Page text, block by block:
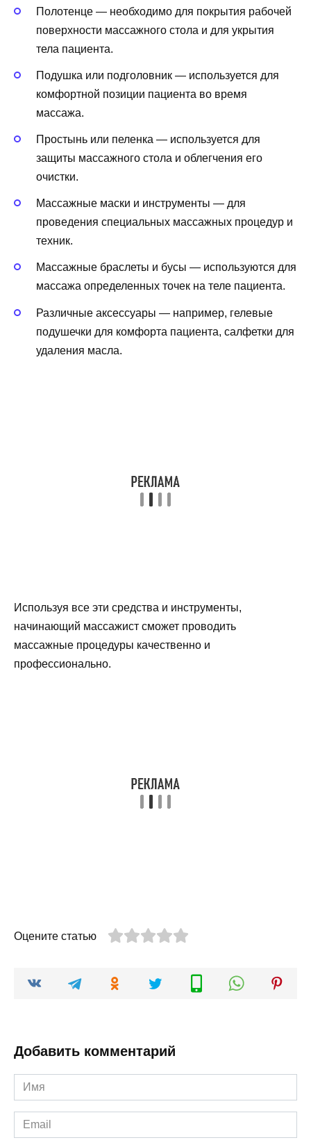
Полотенце — необходимо для покрытия рабочей
поверхности массажного стола и для укрытия
тела пациента.
Подушка или подголовник — используется для
комфортной позиции пациента во время
массажа.
Простынь или пеленка — используется для
защиты массажного стола и облегчения его
очистки.
Массажные маски и инструменты — для
проведения специальных массажных процедур и
техник.
Массажные браслеты и бусы — используются для
массажа определенных точек на теле пациента.
Различные аксессуары — например, гелевые
подушечки для комфорта пациента, салфетки для
удаления масла.
Используя все эти средства и инструменты,
начинающий массажист сможет проводить
массажные процедуры качественно и
профессионально.
Оцените статью
Добавить комментарий
Имя
*
Email
*